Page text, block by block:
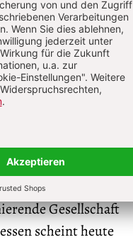
des ungebremsten
Laster: Neid
kann. Die
und den Black
Boni und Löhne
Kurz: Gier,
sondern in den
(† 1744) schrieb,
Handel und
Gesellschaft
scheint heute